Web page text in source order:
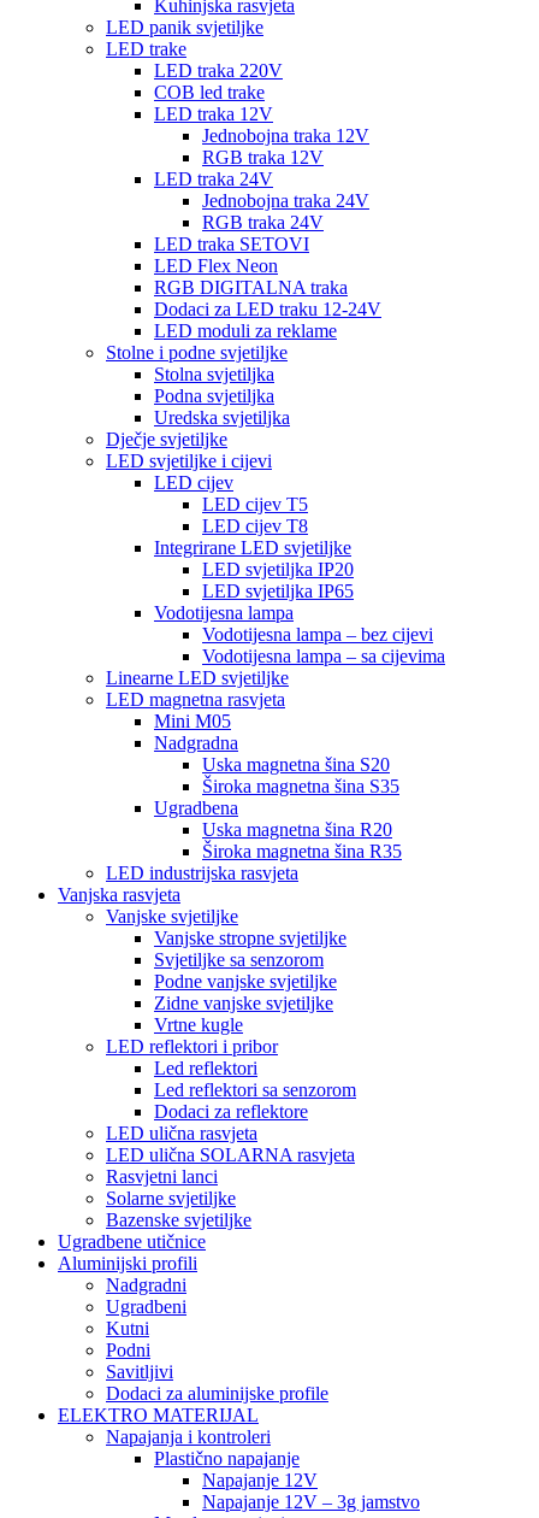
Kuhinjska rasvjeta
LED panik svjetiljke
LED trake
LED traka 220V
COB led trake
LED traka 12V
Jednobojna traka 12V
RGB traka 12V
LED traka 24V
Jednobojna traka 24V
RGB traka 24V
LED traka SETOVI
LED Flex Neon
RGB DIGITALNA traka
Dodaci za LED traku 12-24V
LED moduli za reklame
Stolne i podne svjetiljke
Stolna svjetiljka
Podna svjetiljka
Uredska svjetiljka
Dječje svjetiljke
LED svjetiljke i cijevi
LED cijev
LED cijev T5
LED cijev T8
Integrirane LED svjetiljke
LED svjetiljka IP20
LED svjetiljka IP65
Vodotijesna lampa
Vodotijesna lampa – bez cijevi
Vodotijesna lampa – sa cijevima
Linearne LED svjetiljke
LED magnetna rasvjeta
Mini M05
Nadgradna
Uska magnetna šina S20
Široka magnetna šina S35
Ugradbena
Uska magnetna šina R20
Široka magnetna šina R35
LED industrijska rasvjeta
Vanjska rasvjeta
Vanjske svjetiljke
Vanjske stropne svjetiljke
Svjetiljke sa senzorom
Podne vanjske svjetiljke
Zidne vanjske svjetiljke
Vrtne kugle
LED reflektori i pribor
Led reflektori
Led reflektori sa senzorom
Dodaci za reflektore
LED ulična rasvjeta
LED ulična SOLARNA rasvjeta
Rasvjetni lanci
Solarne svjetiljke
Bazenske svjetiljke
Ugradbene utičnice
Aluminijski profili
Nadgradni
Ugradbeni
Kutni
Podni
Savitljivi
Dodaci za aluminijske profile
ELEKTRO MATERIJAL
Napajanja i kontroleri
Plastično napajanje
Napajanje 12V
Napajanje 12V – 3g jamstvo